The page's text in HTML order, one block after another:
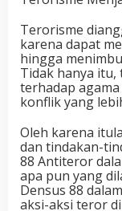
Terorisme
karena dapat
hingga
Tidak hanya
terhadap
konflik yang
Oleh karena
dan tindakan-
88 Antiteror
apa pun yang
Densus 88
aksi-aksi teror